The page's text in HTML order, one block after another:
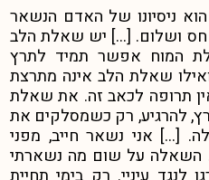
ניסיונו של האדם הנשאר
חס ושלום. […] יש שאלת הלב
המוח אפשר תמיד לתרץ
שאלת הלב אינה מתרצת
תרופה לכאב זה. את שאלת
להרגיע, רק כשמסלקים את
[…] אני נשאר חייב, מפני
השאלה על שום מה נשארתי